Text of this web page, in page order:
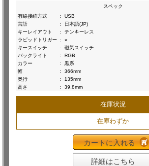
スペック
有線接続方式
:
USB
言語
:
日本語(JP)
キーレイアウト
:
テンキーレス
ラピッドトリガー
:
○
キースイッチ
:
磁気スイッチ
バックライト
:
RGB
カラー
:
黒系
幅
:
366mm
奥行
:
135mm
高さ
: 39.8mm
在庫状況
在庫わずか
カートに入れる
詳細はこちら